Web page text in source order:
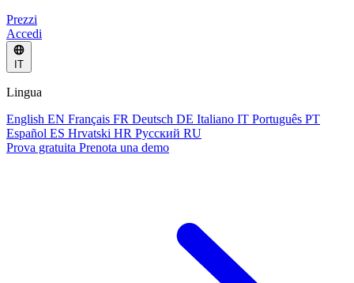
Prezzi
Accedi
IT
Lingua
English EN Français FR Deutsch DE Italiano IT Português PT
Español ES Hrvatski HR Русский RU
Prova gratuita Prenota una demo